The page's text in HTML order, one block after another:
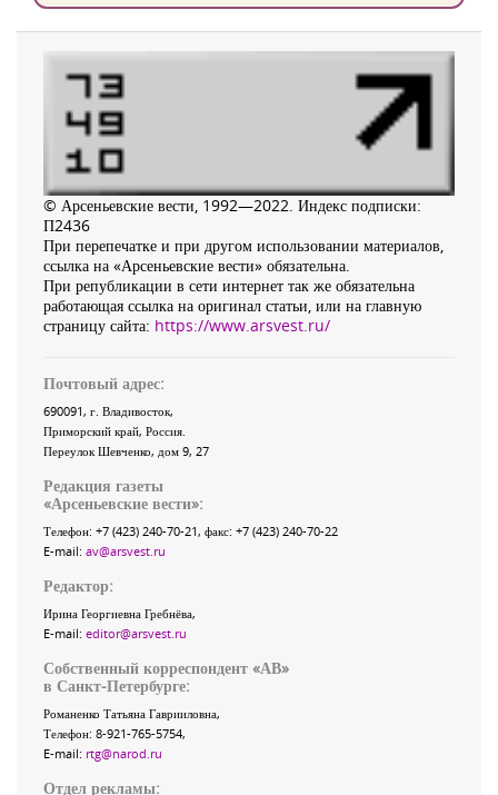
© Арсеньевские вести, 1992—2022. Индекс подписки:
П2436
При перепечатке и при другом использовании материалов,
ссылка на «Арсеньевские вести» обязательна.
При републикации в сети интернет так же обязательна
работающая ссылка на оригинал статьи, или на главную
страницу сайта: https://www.arsvest.ru/
Почтовый адрес:
690091, г. Владивосток,
Приморский край, Россия.
Переулок Шевченко, дом 9, 27
Редакция газеты
«Арсеньевские вести»:
Телефон: +7 (423) 240-70-21, факс: +7 (423) 240-70-22
E-mail: av@arsvest.ru
Редактор:
Ирина Георгиевна Гребнёва,
E-mail: editor@arsvest.ru
Собственный корреспондент «АВ»
в Санкт-Петербурге:
Романенко Татьяна Гаврииловна,
Телефон: 8-921-765-5754,
E-mail: rtg@narod.ru
Отдел рекламы: